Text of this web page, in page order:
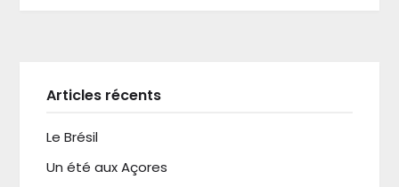
Articles récents
Le Brésil
Un été aux Açores